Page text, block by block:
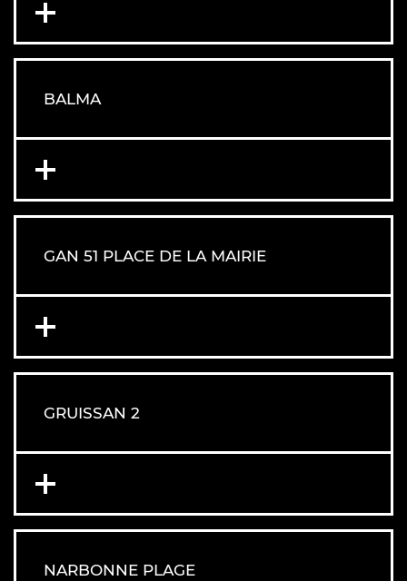
BALMA
GAN 51 PLACE DE LA MAIRIE
GRUISSAN 2
NARBONNE PLAGE